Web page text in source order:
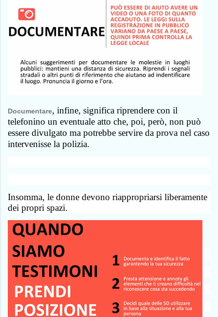
Documentare, infine, significa riprendere con il
telefonino un eventuale atto che, poi, però, non può
essere divulgato ma potrebbe servire da prova nel caso
intervenisse la polizia.
Insomma, le donne devono riappropriarsi liberamente
dei propri spazi.